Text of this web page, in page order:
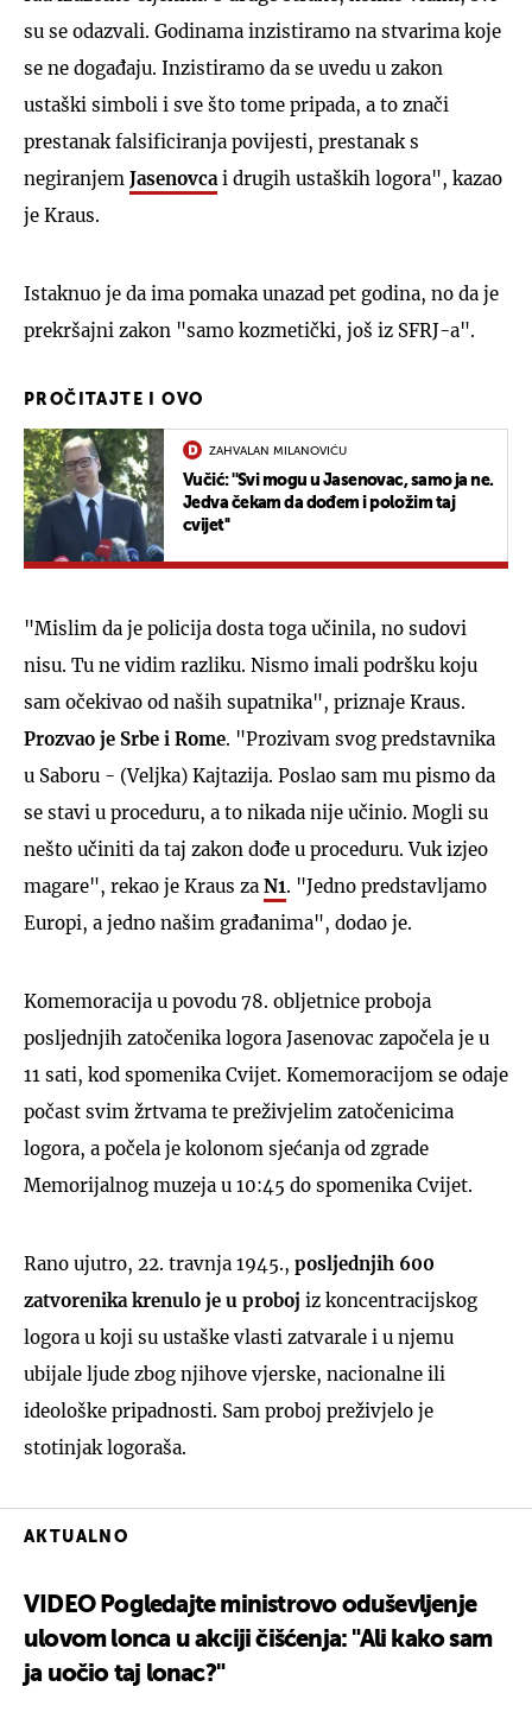
su se odazvali. Godinama inzistiramo na stvarima koje
se ne događaju. Inzistiramo da se uvedu u zakon
ustaški simboli i sve što tome pripada, a to znači
prestanak falsificiranja povijesti, prestanak s
negiranjem Jasenovcai drugih ustaških logora", kazao
je Kraus.
Istaknuo je da ima pomaka unazad pet godina, no da je
prekršajni zakon "samo kozmetički, još iz SFRJ-a".
PROČITAJTE I OVO
ZAHVALAN MILANOVIĆU
Vučić: ''Svi mogu u Jasenovac, samo ja ne.
Jedva čekam da dođem i položim taj
cvijet''
"Mislim da je policija dosta toga učinila, no sudovi
nisu. Tu ne vidim razliku. Nismo imali podršku koju
sam očekivao od naših supatnika", priznaje Kraus.
Prozvao je Srbe i Rome. "Prozivam svog predstavnika
u Saboru - (Veljka) Kajtazija. Poslao sam mu pismo da
se stavi u proceduru, a to nikada nije učinio. Mogli su
nešto učiniti da taj zakon dođe u proceduru. Vuk izjeo
magare", rekao je Kraus za N1. "Jedno predstavljamo
Europi, a jedno našim građanima", dodao je.
Komemoracija u povodu 78. obljetnice proboja
posljednjih zatočenika logora Jasenovac započela je u
11 sati, kod spomenika Cvijet. Komemoracijom se odaje
počast svim žrtvama te preživjelim zatočenicima
logora, a počela je kolonom sjećanja od zgrade
Memorijalnog muzeja u 10:45 do spomenika Cvijet.
Rano ujutro, 22. travnja 1945., posljednjih 600
zatvorenika krenulo je u proboj iz koncentracijskog
logora u koji su ustaške vlasti zatvarale i u njemu
ubijale ljude zbog njihove vjerske, nacionalne ili
ideološke pripadnosti. Sam proboj preživjelo je
stotinjak logoraša.
AKTUALNO
VIDEO Pogledajte ministrovo oduševljenje
ulovom lonca u akciji čišćenja: "Ali kako sam
ja uočio taj lonac?"